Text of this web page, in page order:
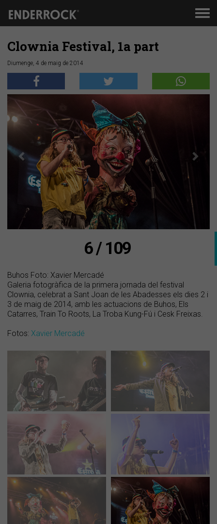
Clownia Festival, 1a part
Diumenge, 4 de maig de 2014
Anterior
6 / 109
Buhos Foto: Xavier Mercadé
Galeria fotogràfica de la primera jornada del festival
Clownia, celebrat a Sant Joan de les Abadesses els dies 2 i
3 de maig de 2014, amb les actuacions de Buhos, Els
Catarres, Train To Roots, La Troba Kung-Fú i Cesk Freixas.
Fotos: Xavier Mercadé